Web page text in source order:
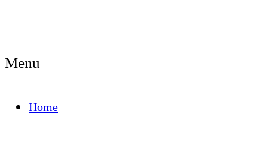
Menu
Home